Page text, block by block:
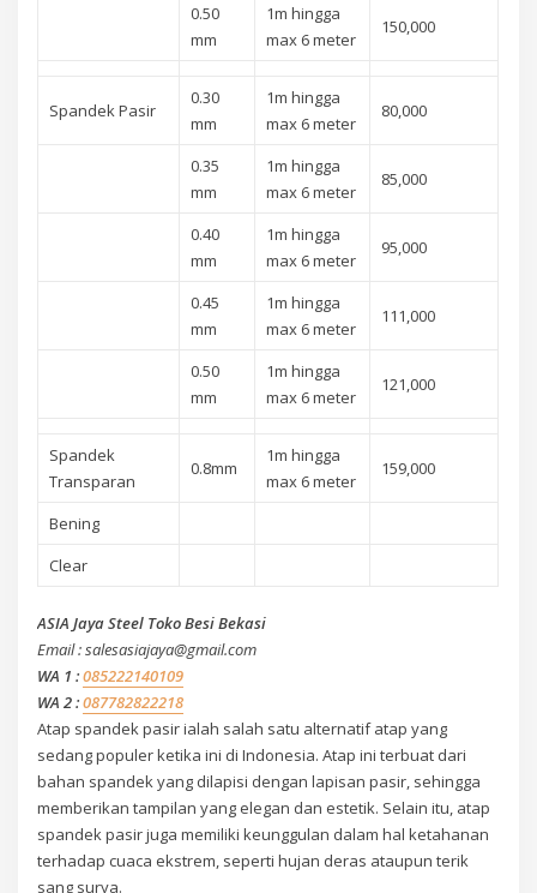
0.50
mm
1m hingga
max 6 meter
150,000
Spandek Pasir
0.30
mm
1m hingga
max 6 meter
80,000
0.35
mm
1m hingga
max 6 meter
85,000
0.40
mm
1m hingga
max 6 meter
95,000
0.45
mm
1m hingga
max 6 meter
111,000
0.50
mm
1m hingga
max 6 meter
121,000
Spandek
Transparan
0.8mm
1m hingga
max 6 meter
159,000
Bening
Clear
ASIA Jaya Steel Toko Besi Bekasi
Email : salesasiajaya@gmail.com
WA 1 :085222140109
WA 2 :087782822218
Atap spandek pasir ialah salah satu alternatif atap yang
sedang populer ketika ini di Indonesia. Atap ini terbuat dari
bahan spandek yang dilapisi dengan lapisan pasir, sehingga
memberikan tampilan yang elegan dan estetik. Selain itu, atap
spandek pasir juga memiliki keunggulan dalam hal ketahanan
terhadap cuaca ekstrem, seperti hujan deras ataupun terik
sang surya.